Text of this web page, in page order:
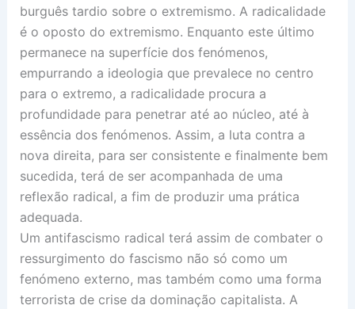
burguês tardio sobre o extremismo. A radicalidade
é o oposto do extremismo. Enquanto este último
permanece na superfície dos fenómenos,
empurrando a ideologia que prevalece no centro
para o extremo, a radicalidade procura a
profundidade para penetrar até ao núcleo, até à
essência dos fenómenos. Assim, a luta contra a
nova direita, para ser consistente e finalmente bem
sucedida, terá de ser acompanhada de uma
reflexão radical, a fim de produzir uma prática
adequada.
Um antifascismo radical terá assim de combater o
ressurgimento do fascismo não só como um
fenómeno externo, mas também como uma forma
terrorista de crise da dominação capitalista. A